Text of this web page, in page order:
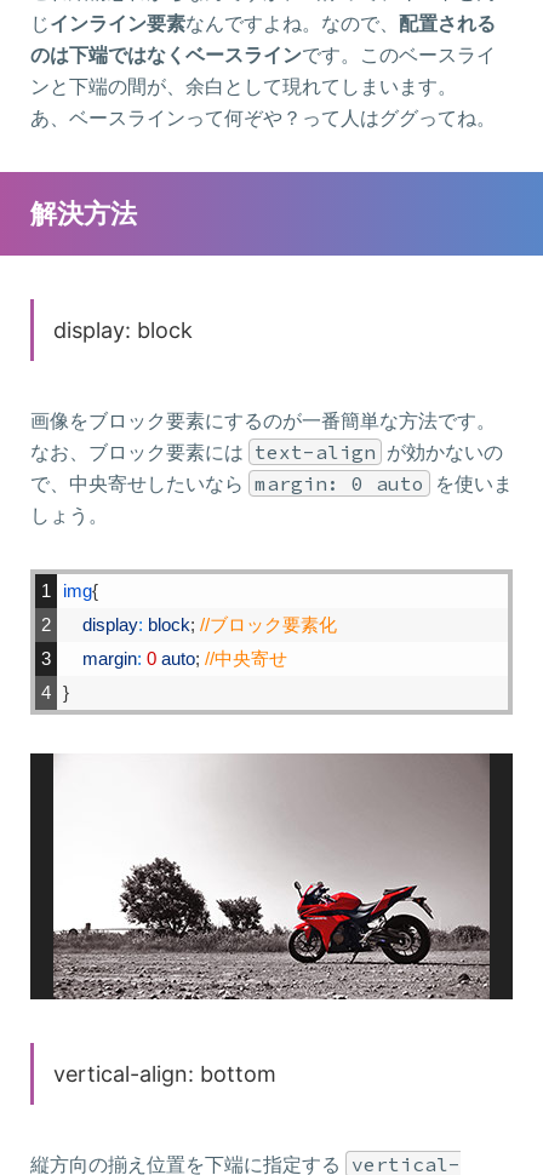
じインライン要素なんですよね。なので、 配置される
のは下端ではなくベースラインです。このベースライ
ンと下端の間が、余白として現れてしまいます。
あ、ベースラインって何ぞや？って人はググってね。
解決方法
display: block
画像をブロック要素にするのが一番簡単な方法です。
なお、ブロック要素には text-align が効かないの
で、中央寄せしたいなら margin: 0 auto
を使いま
しょう。
1
2
3
4
img{
display: block; //ブロック要素化
margin: 0 auto; //中央寄せ
}
vertical-align: bottom
縦方向の揃え位置を下端に指定する vertical-